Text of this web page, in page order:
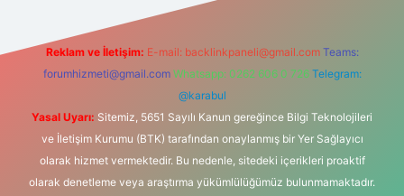
Reklam ve İletişim: E-mail: backlinkpaneli@gmail.com Teams:
forumhizmeti@gmail.com Whatsapp: 0262 606 0 726 Telegram:
@karabul
Yasal Uyarı: Sitemiz, 5651 Sayılı Kanun gereğince Bilgi Teknolojileri
ve İletişim Kurumu (BTK) tarafından onaylanmış bir Yer Sağlayıcı
olarak hizmet vermektedir. Bu nedenle, sitedeki içerikleri proaktif
olarak denetleme veya araştırma yükümlülüğümüz bulunmamaktadır.